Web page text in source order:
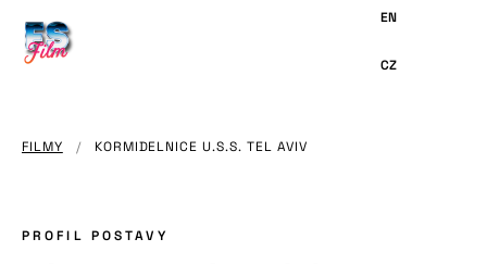
OBSAHU
FILMY / KORMIDELNICE U.S.S. TEL AVIV
PROFIL POSTAVY